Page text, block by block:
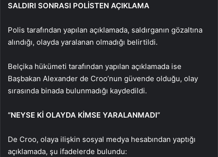
SALDIRI SONRASI POLİSTEN AÇIKLAMA
Polis tarafından yapılan açıklamada, saldırganın gözaltına
alındığı, olayda yaralanan olmadığı belirtildi.
Belçika hükümeti tarafından yapılan açıklamada ise
Başbakan Alexander de Croo’nun güvende olduğu, olay
sırasında binada bulunmadığı kaydedildi.
“NEYSE Kİ OLAYDA KİMSE YARALANMADI”
De Croo, olaya ilişkin sosyal medya hesabından yaptığı
açıklamada, şu ifadelerde bulundu: